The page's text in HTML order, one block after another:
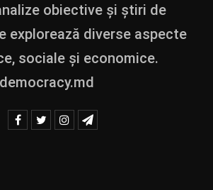
obiective și știri de
explorează diverse aspecte
sociale și economice.